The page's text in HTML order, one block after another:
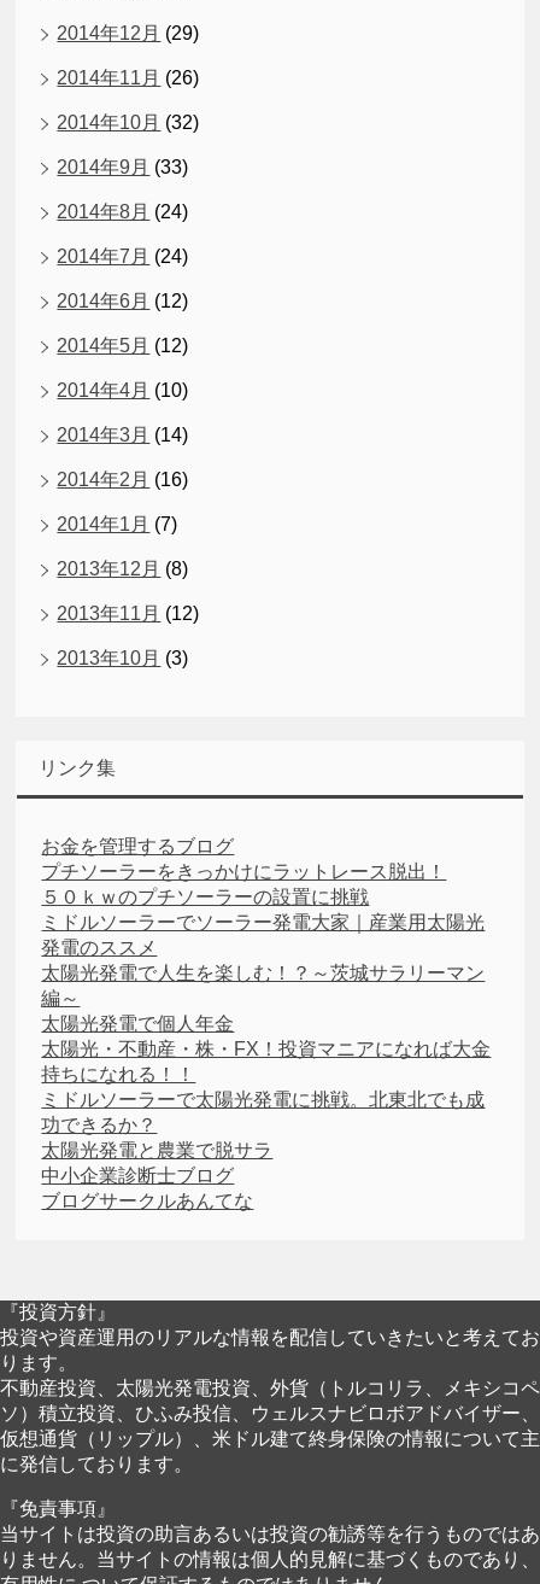
2014年12月 (29)
2014年11月 (26)
2014年10月 (32)
2014年9月 (33)
2014年8月 (24)
2014年7月 (24)
2014年6月 (12)
2014年5月 (12)
2014年4月 (10)
2014年3月 (14)
2014年2月 (16)
2014年1月 (7)
2013年12月 (8)
2013年11月 (12)
2013年10月 (3)
リンク集
お金を管理するブログ
プチソーラーをきっかけにラットレース脱出！
５０ｋｗのプチソーラーの設置に挑戦
ミドルソーラーでソーラー発電大家｜産業用太陽光
発電のススメ
太陽光発電で人生を楽しむ！？～茨城サラリーマン
編～
太陽光発電で個人年金
太陽光・不動産・株・FX！投資マニアになれば大金
持ちになれる！！
ミドルソーラーで太陽光発電に挑戦。北東北でも成
功できるか？
太陽光発電と農業で脱サラ
中小企業診断士ブログ
ブログサークルあんてな
『投資方針』
投資や資産運用のリアルな情報を配信していきたいと考えてお
ります。
不動産投資、太陽光発電投資、外貨（トルコリラ、メキシコペ
ソ）積立投資、ひふみ投信、ウェルスナビロボアドバイザー、
仮想通貨（リップル）、米ドル建て終身保険の情報について主
に発信しております。
『免責事項』
当サイトは投資の助言あるいは投資の勧誘等を行うものではあ
りません。当サイトの情報は個人的見解に基づくものであり、